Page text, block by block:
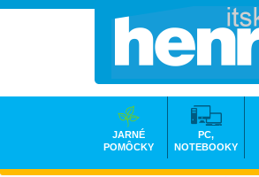
JARNÉ
POMÔCKY
PC,
NOTEBOOKY